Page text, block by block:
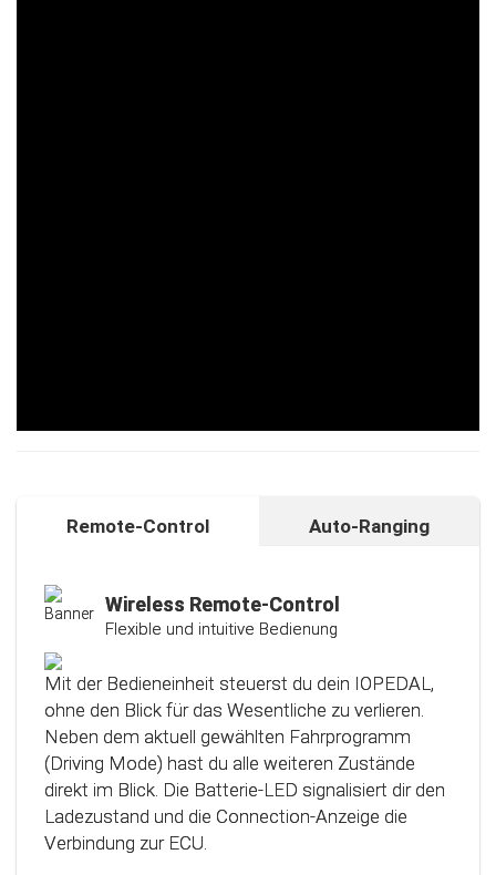
Remote-Control Auto-Ranging
Wireless Remote-Control
Flexible und intuitive Bedienung
Mit der Bedieneinheit steuerst du dein IOPEDAL,
ohne den Blick für das Wesentliche zu verlieren.
Neben dem aktuell gewählten Fahrprogramm
(Driving Mode) hast du alle weiteren Zustände
direkt im Blick. Die Batterie-LED signalisiert dir den
Ladezustand und die Connection-Anzeige die
Verbindung zur ECU.
Kalibrierungsfunktion
Das Steuergerät (ECU) verfügt über eine
intelligente Kalibrierfunktion. Direkt nach dem
Einbau des IOPEDAL werden alle notwendigen
Informationen des Gaspedals automatisch
analysiert und zu einem optimierten individuellen
Kennfeld verarbeitet. Dadurch werden die
einzelnen Fahrmodi (Fahrprogramme)
automatisch an die Charakteristik des Gaspedals